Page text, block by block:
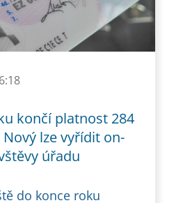
končí platnost 284
lze vyřídit on-
úřadu
do konce roku